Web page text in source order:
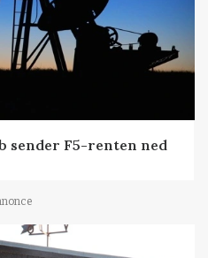
sender F5-renten ned